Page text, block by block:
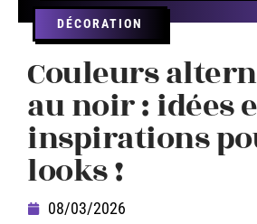
DÉCORATION
Couleurs
au noir : idées
inspirations
looks !
08/03/2026